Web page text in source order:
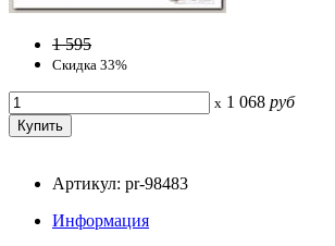
1 595
Скидка 33%
x 1 068 руб
Артикул: pr-98483
Информация